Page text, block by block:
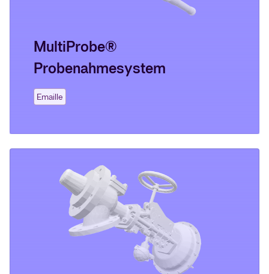
MultiProbe®
Probenahmesystem
Emaille